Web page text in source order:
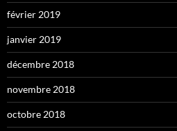
février 2019
janvier 2019
décembre 2018
novembre 2018
octobre 2018